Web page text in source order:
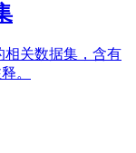
相关数据集，含有
。